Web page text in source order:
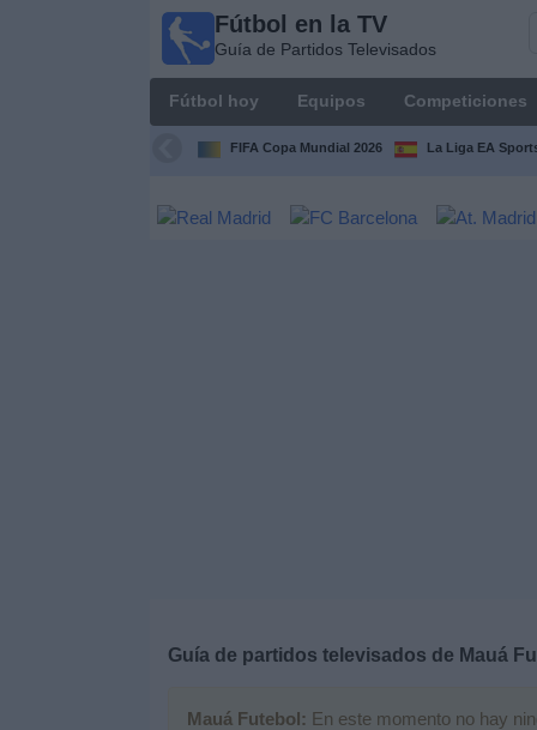
Fútbol en la TV
Guía de Partidos Televisados
Fútbol hoy Equipos Competiciones
FIFA Copa Mundial 2026 La Liga EA
Guía de partidos televisados de Mauá
Mauá Futebol: En este momento no hay